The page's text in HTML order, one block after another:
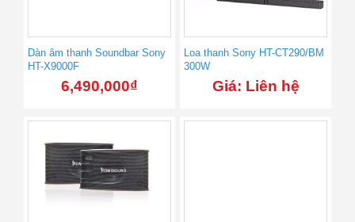
Dàn âm thanh Soundbar Sony
HT-X9000F
6,490,000₫
Loa thanh Sony HT-CT290/BM
300W
Giá: Liên hệ